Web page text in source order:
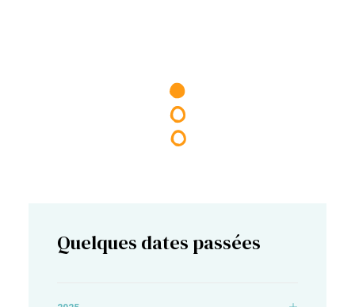
Quelques dates passées